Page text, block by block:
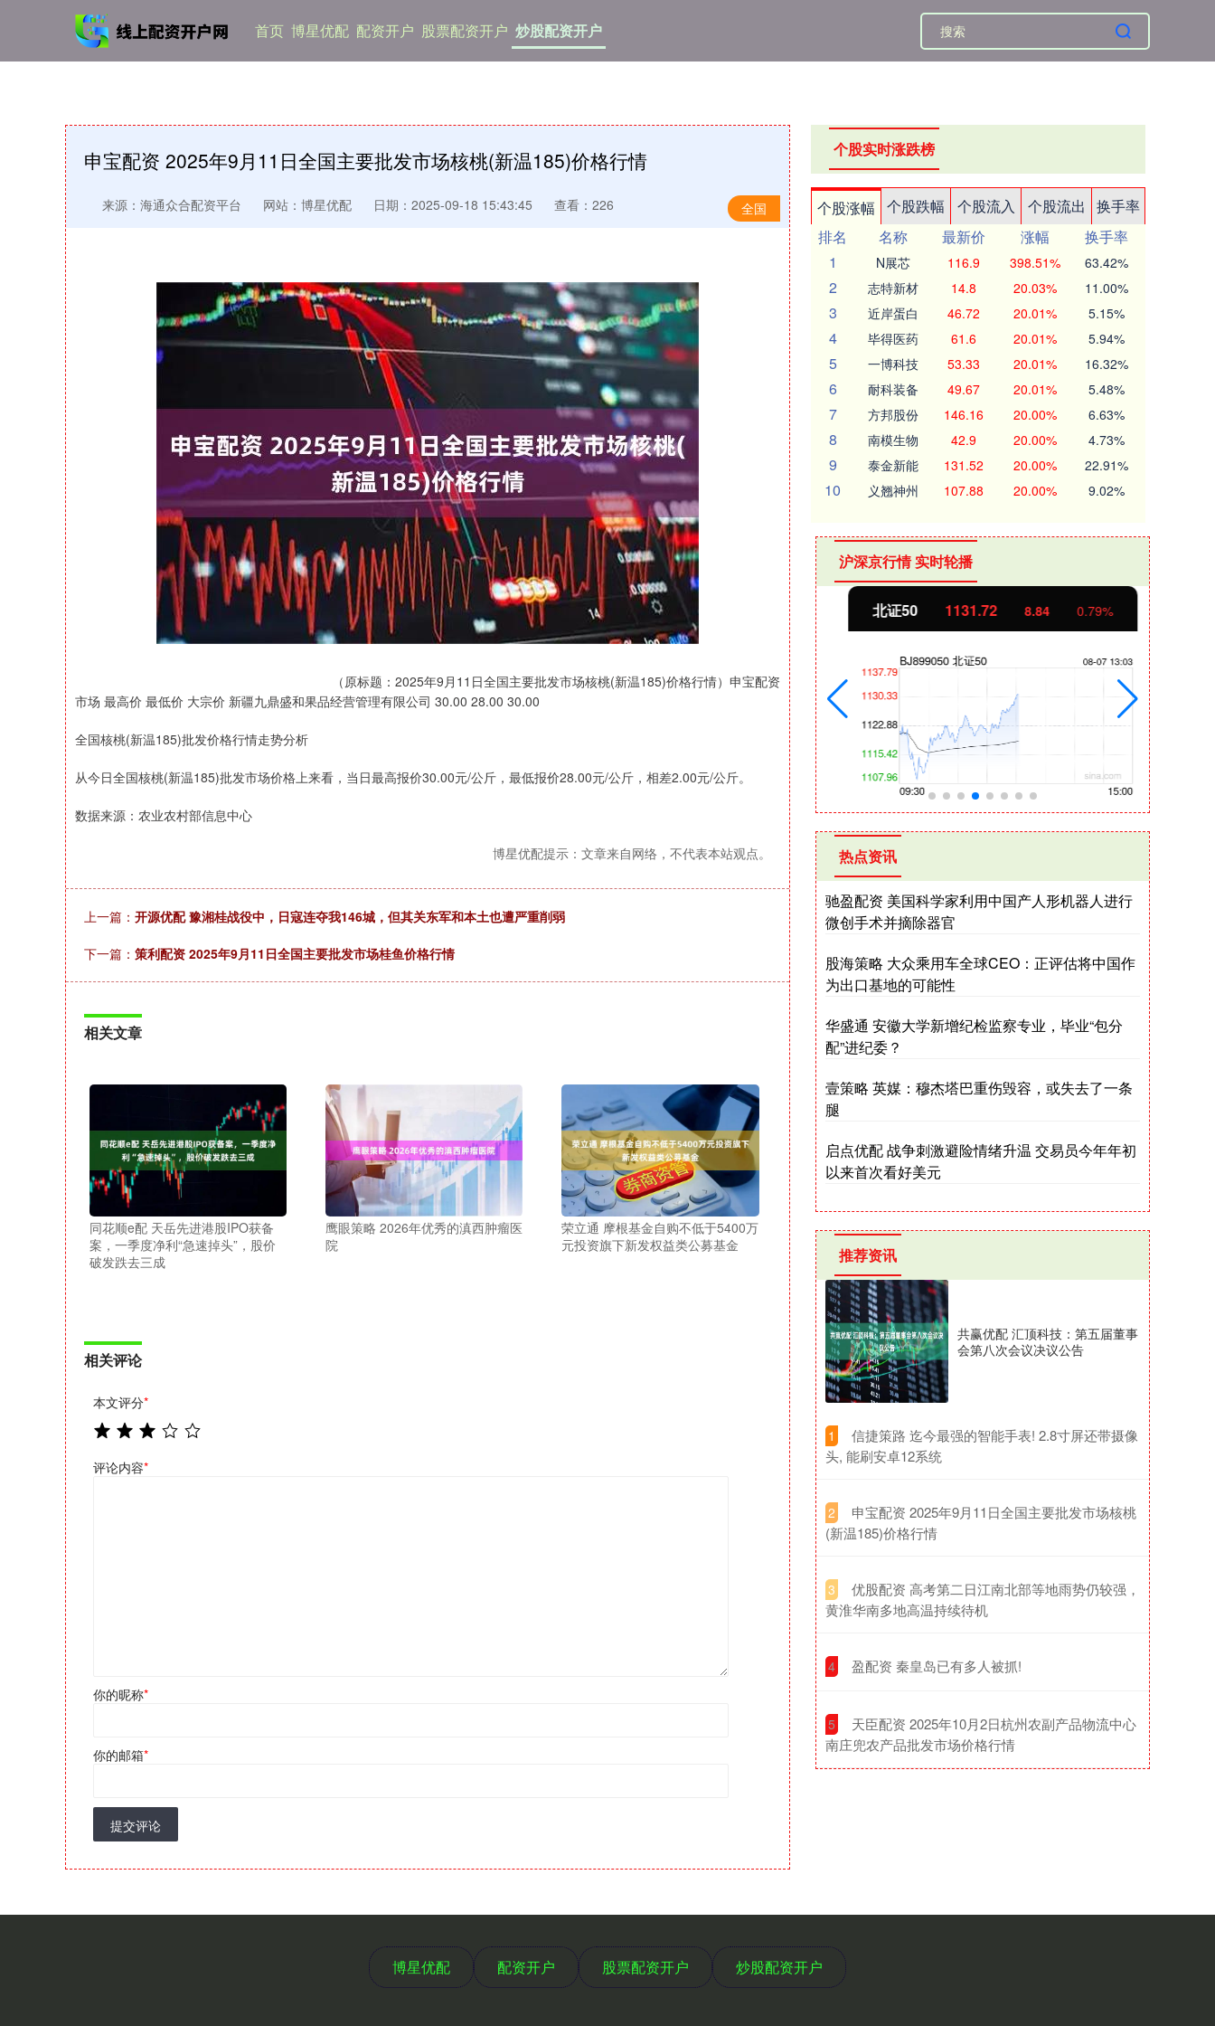
首页 博星优配 配资开户 股票配资开户 炒股配资开户
申宝配资 2025年9月11日全国主要批发市场核桃(新温185)价格行情
全国
来源：海通众合配资平台 网站：博星优配 日期：2025-09-18 15:43:45 查看：226
（原标题：2025年9月11日全国主要批发市场核桃(新温185)价格行情）申宝配资
市场 最高价 最低价 大宗价 新疆九鼎盛和果品经营管理有限公司 30.00 28.00 30.00
全国核桃(新温185)批发价格行情走势分析
从今日全国核桃(新温185)批发市场价格上来看，当日最高报价30.00元/公斤，最低报价28.00元/公斤，相差2.00元/公斤。
数据来源：农业农村部信息中心
博星优配提示：文章来自网络，不代表本站观点。
上一篇： 开源优配 豫湘桂战役中，日寇连夺我146城，但其关东军和本土也遭严重削弱
下一篇： 策利配资 2025年9月11日全国主要批发市场桂鱼价格行情
相关文章
同花顺e配 天岳先进港股IPO获备
案，一季度净利“急速掉头”，股价
破发跌去三成
鹰眼策略 2026年优秀的滇西肿瘤医
院
荣立通 摩根基金自购不低于5400万
元投资旗下新发权益类公募基金
相关评论
本文评分*
评论内容*
你的昵称*
你的邮箱*
提交评论
个股实时涨跌榜
个股涨幅 个股跌幅 个股流入 个股流出
换手率
排名
名称 最新价 涨幅
换手率
1
N展芯 116.9 398.51% 63.42%
2 志特新材 14.8 20.03% 11.00%
3 近岸蛋白 46.72 20.01% 5.15%
4 毕得医药 61.6 20.01% 5.94%
5 一博科技 53.33 20.01% 16.32%
6 耐科装备 49.67 20.01% 5.48%
7 方邦股份 146.16 20.00% 6.63%
8 南模生物 42.9 20.00% 4.73%
9 泰金新能 131.52 20.00% 22.91%
10 义翘神州 107.88 20.00% 9.02%
沪深京行情 实时轮播
深证成指 14333.83 223.71 1.59% 沪深300 4697.48 46.17 北证50 1131.72 8.84 0.79%
热点资讯
驰盈配资 美国科学家利用中国产人形机器人进行
微创手术并摘除器官
股海策略 大众乘用车全球CEO：正评估将中国作
为出口基地的可能性
华盛通 安徽大学新增纪检监察专业，毕业“包分
配”进纪委？
壹策略 英媒：穆杰塔巴重伤毁容，或失去了一条
腿
启点优配 战争刺激避险情绪升温 交易员今年年初
以来首次看好美元
推荐资讯
共赢优配 汇顶科技：第五届董事
会第八次会议决议公告
1
​信捷策路 迄今最强的智能手表! 2.8寸屏还带摄像
头, 能刷安卓12系统
2
​申宝配资 2025年9月11日全国主要批发市场核桃
(新温185)价格行情
3
​优股配资 高考第二日江南北部等地雨势仍较强，
黄淮华南多地高温持续待机
4 ​盈配资 秦皇岛已有多人被抓!
5
​天臣配资 2025年10月2日杭州农副产品物流中心
南庄兜农产品批发市场价格行情
博星优配 配资开户 股票配资开户 炒股配资开户